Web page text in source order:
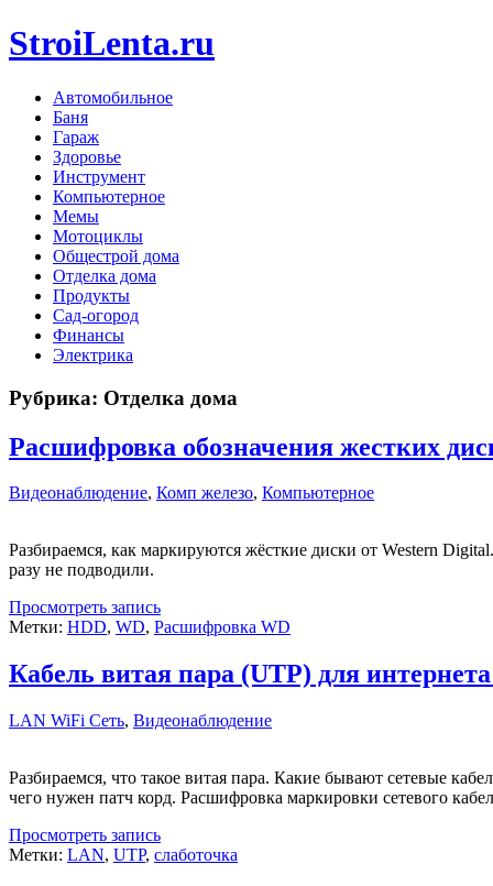
StroiLenta.ru
Автомобильное
Баня
Гараж
Здоровье
Инструмент
Компьютерное
Мемы
Мотоциклы
Общестрой дома
Отделка дома
Продукты
Сад-огород
Финансы
Электрика
Рубрика: Отделка дома
Расшифровка обозначения жестких
Видеонаблюдение, Комп железо, Компьютерное
Разбираемся, как маркируются жёсткие диски от Western
разу не подводили.
Просмотреть запись
Метки: HDD, WD, Расшифровка WD
Кабель витая пара (UTP) для
LAN WiFi Сеть, Видеонаблюдение
Разбираемся, что такое витая пара. Какие бывают сетевые
чего нужен патч корд. Расшифровка маркировки сетевого
Просмотреть запись
Метки: LAN, UTP, слаботочка